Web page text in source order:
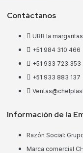
Contáctanos
URB la
+51 984 310 466
+51 933 723 353
+51 933 883 137
Información de la
Razón Social:
Marca comercial